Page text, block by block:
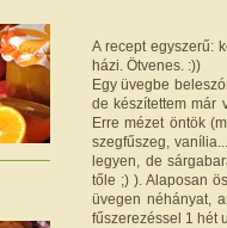
A recept egyszerű:
házi. Ötvenes. :))
Egy üvegbe
de készítettem már
Erre mézet öntök
szegfűszeg,
legyen, de
tőle ;) ). Alaposan
üvegen néhányat,
fűszerezéssel 1 hét